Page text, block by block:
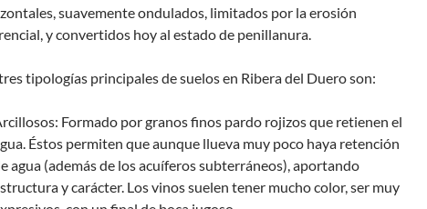
suavemente ondulados, limitados por la erosión
y convertidos hoy al estado de penillanura.
tipologías principales de suelos en Ribera del Duero son:
Formado por granos finos pardo rojizos que retienen el
Éstos permiten que aunque llueva muy poco haya retención
agua (además de los acuíferos subterráneos), aportando
y carácter. Los vinos suelen tener mucho color, ser muy